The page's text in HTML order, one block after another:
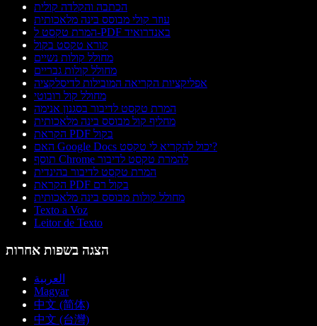
הכתבה והקלדה קולית
עוזר קולי מבוסס בינה מלאכותית
המרת טקסט ל-PDF באנדרואיד
קורא טקסט בקול
מחולל קולות נשיים
מחולל קולות גבריים
אפליקציות הקריאה המובילות לדיסלקציה
מחולל קול רובוטי
המרת טקסט לדיבור בסגנון אנימה
מחליף קול מבוסס בינה מלאכותית
הקראת PDF בקול
האם Google Docs יכול להקריא לי טקסט?
תוסף Chrome להמרת טקסט לדיבור
המרת טקסט לדיבור בהינדית
הקראת PDF בקול רם
מחולל קולות מבוסס בינה מלאכותית
Texto a Voz
Leitor de Texto
הצגה בשפות אחרות
العربية
Magyar
中文 (简体)
中文 (台灣)